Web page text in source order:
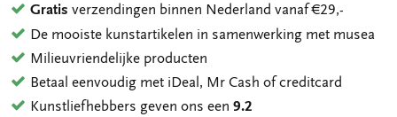
Gratis verzendingen binnen Nederland vanaf €29,-
De mooiste kunstartikelen in samenwerking met musea
Milieuvriendelijke producten
Betaal eenvoudig met iDeal, Mr Cash of creditcard
Kunstliefhebbers geven ons een9.2